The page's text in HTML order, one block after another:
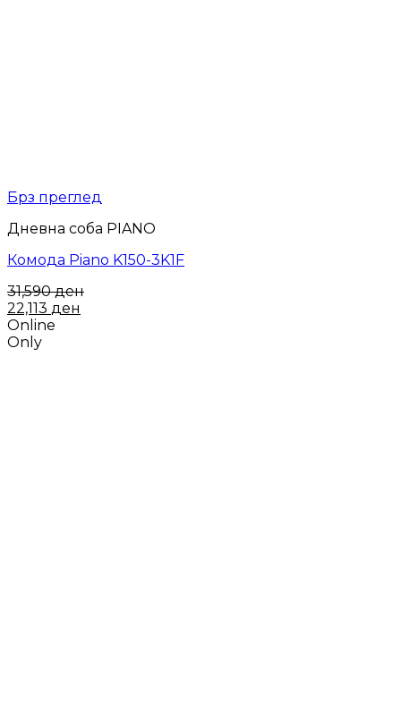
Брз преглед
Дневна соба PIANO
Комода Piano K150-3K1F
31,590ден
22,113 ден
Online
Only